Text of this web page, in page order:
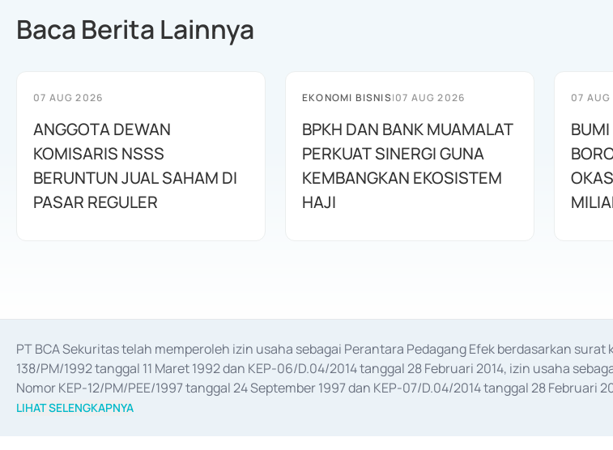
Baca Berita Lainnya
07 AUG 2026
ANGGOTA DEWAN
KOMISARIS NSSS
BERUNTUN JUAL SAHAM DI
PASAR REGULER
EKONOMI BISNIS|07 AUG 2026
BPKH DAN BANK MUAMALAT
PERKUAT SINERGI GUNA
KEMBANGKAN EKOSISTEM
HAJI
07
PT BCA Sekuritas telah memperoleh izin usaha sebagai Perantara Pedagang Efek berdasarkan
138/PM/1992 tanggal 11 Maret 1992 dan KEP-06/D.04/2014 tanggal 28 Februari 2014, izin usaha
Nomor KEP-12/PM/PEE/1997 tanggal 24 September 1997 dan KEP-07/D.04/2014 tanggal 28 Februari
merger, akuisisi, divestasi, dan
LIHAT SELENGKAPNYA